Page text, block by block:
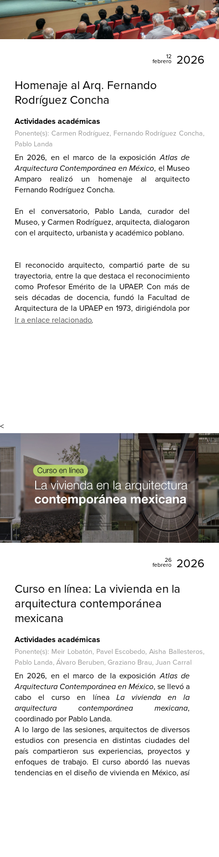
12
febrero
2026
Homenaje al Arq. Fernando
Rodríguez Concha
Actividades académicas
Ponente(s): Carmen Rodríguez, Fernando Rodríguez Concha,
Pablo Landa
En 2026, en el marco de la exposiciónAtlas de
Arquitectura Contemporánea en México, el Museo
Amparo realizó un homenaje al arquitecto
Fernando Rodríguez Concha.
En el conversatorio, Pablo Landa, curador del
Museo, y Carmen Rodríguez, arquitecta, dialogaron
con el arquitecto, urbanista y académico poblano.
El reconocido arquitecto, compartió parte de su
trayectoria, entre la que destaca el reconocimiento
como Profesor Emérito de la UPAEP. Con más de
seis décadas de docencia, fundó la Facultad de
Arquitectura de la UPAEP en 1973, dirigiéndola por
20 años y promoviendo un enfoque de
Ir a enlace relacionado
<
26
febrero
2026
Curso en línea: La vivienda en la
arquitectura contemporánea
mexicana
Actividades académicas
Ponente(s): Meir Lobatón, Pavel Escobedo, Aisha Ballesteros,
Pablo Landa, Álvaro Beruben, Graziano Brau, Juan Carral
En 2026, en el marco de la exposiciónAtlas de
Arquitectura Contemporánea en México, se llevó a
cabo el curso en línea La vivienda en la
arquitectura contemporánea mexicana,
coordinado por Pablo Landa.
A lo largo de las sesiones, arquitectos de diversos
estudios con presencia en distintas ciudades del
país compartieron sus experiencias, proyectos y
enfoques de trabajo. El curso abordó las nuevas
tendencias en el diseño de vivienda en México, así